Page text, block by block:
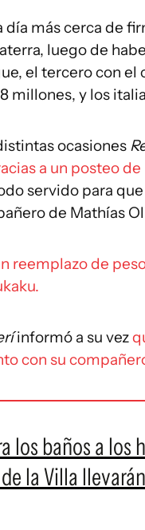
día más cerca de
luego de
el tercero con
millones, y los
ocasiones
a un posteo
servido para
de Mathías
reemplazo de
informó a su vez
con su
los baños a los
la Villa